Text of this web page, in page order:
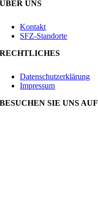
ÜBER UNS
Kontakt
SFZ-Standorte
RECHTLICHES
Datenschutzerklärung
Impressum
BESUCHEN SIE UNS